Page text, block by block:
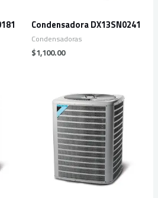
Condensadora DX13SN0241
Condensadoras
$1,100.00